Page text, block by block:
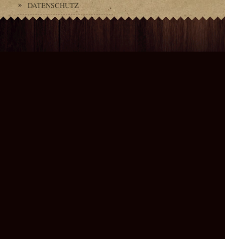
DATENSCHUTZ